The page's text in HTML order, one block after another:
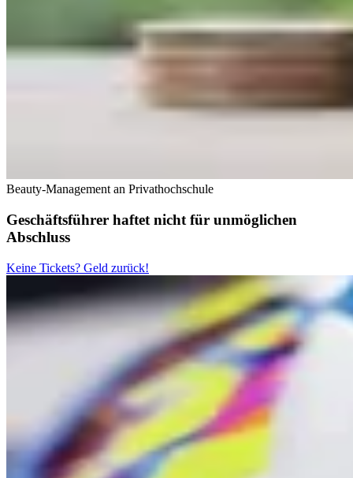
Beauty-Management an Privathochschule
Geschäftsführer haftet nicht für unmöglichen
Abschluss
Keine Tickets? Geld zurück!